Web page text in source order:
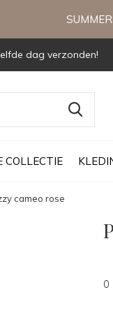
COLLECTIE
dag verzonden!
cameo rose
0